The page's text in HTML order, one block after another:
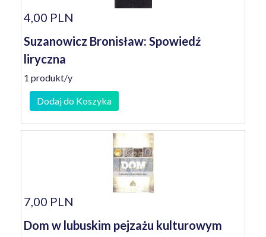
4,00 PLN
Suzanowicz Bronisław: Spowiedź
liryczna
1 produkt/y
Dodaj do Koszyka
7,00 PLN
Dom w lubuskim pejzażu kulturowym